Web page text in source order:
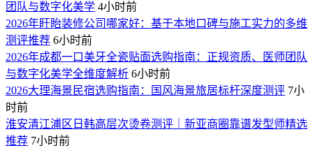
团队与数字化美学 4小时前
​2026年盱眙装修公司哪家好：基于本地口碑与施工实力的多维
测评推荐 6小时前
​2026年成都一口美牙全瓷贴面选购指南：正规资质、医师团队
与数字化美学全维度解析 6小时前
​2026大理海景民宿选购指南：国风海景旅居标杆深度测评 7小
时前
​淮安清江浦区日韩高层次烫卷测评｜新亚商圈靠谱发型师精选
推荐 7小时前